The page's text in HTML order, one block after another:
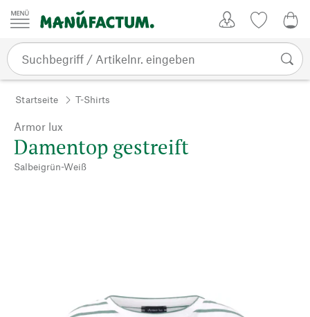
Zum Inhalt springen
Startseite T-Shirts
Armor lux
Damentop gestreift
Salbeigrün-Weiß